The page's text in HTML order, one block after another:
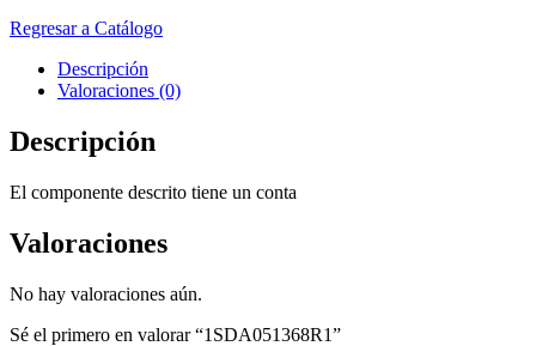
Regresar a Catálogo
Descripción
Valoraciones (0)
Descripción
El componente descrito tiene un conta
Valoraciones
No hay valoraciones aún.
Sé el primero en valorar “1SDA051368R1”